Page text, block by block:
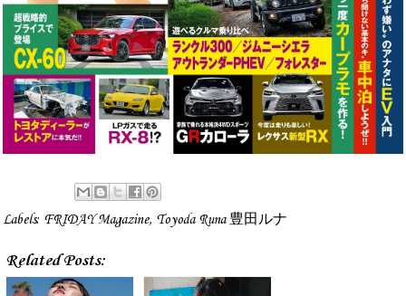
Labels: FRIDAY Magazine, Toyoda Runa 豊田ルナ
Related Posts: